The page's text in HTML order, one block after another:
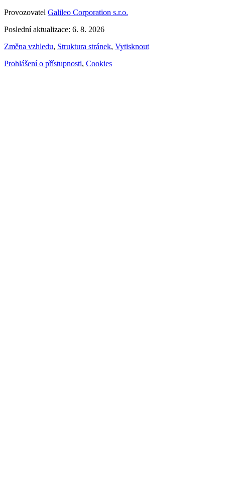
Provozovatel Galileo Corporation s.r.o.
Poslední aktualizace: 6. 8. 2026
Změna vzhledu, Struktura stránek, Vytisknout
Prohlášení o přístupnosti, Cookies